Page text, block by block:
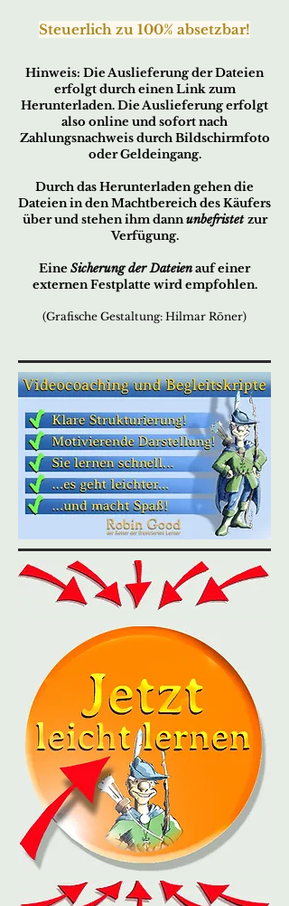
Steuerlich zu 100% absetzbar!
Hinweis: Die Auslieferung der Dateien
erfolgt durch einen Link zum
Herunterladen. Die Auslieferung erfolgt
also online und sofort nach
Zahlungsnachweis durch Bildschirmfoto
oder Geldeingang.
Durch das Herunterladen gehen die
Dateien in den Machtbereich des Käufers
über und stehen ihm dannunbefristetzur
Verfügung.
Eine Sicherung der Dateienauf einer
externen Festplatte wird empfohlen.
(Grafische Gestaltung: Hilmar Röner)